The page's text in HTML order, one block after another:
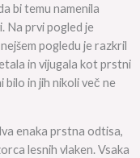
bi temu namenila
Na prvi pogled je
pogledu je razkril
in vijugala kot prstni
bilo in jih nikoli več ne
enaka prstna odtisa,
lesnih vlaken. Vsaka